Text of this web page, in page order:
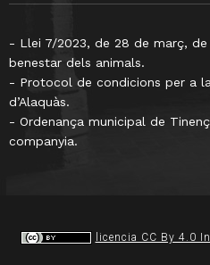
- Llei 7/2023, de 28 de març,
benestar dels animals.
- Protocol de condicions per a
d’Alaquàs.
- Ordenança municipal de
companyia.
licencia CC By 4.0